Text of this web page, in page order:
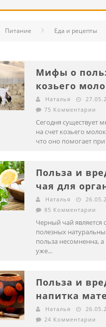
Питание Еда и рецепты
Мифы о
козьего
Наталья
75 Комментарии
Сегодня существует
на счет козьего
что оно помогает
Польза и
чая для
Наталья
85 Комментарии
Черный чай является
полезных
польза несомненна,
уже...
Польза и
напитка
Наталья
24 Комментарии